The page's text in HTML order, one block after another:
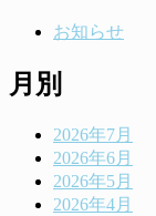
お知らせ
月別
2026年7月
2026年6月
2026年5月
2026年4月